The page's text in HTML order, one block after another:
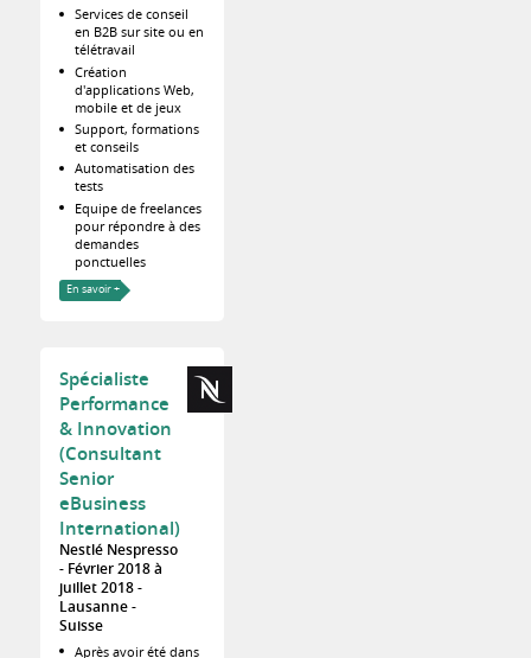
Services de conseil
en B2B sur site ou en
télétravail
Création
d'applications Web,
mobile et de jeux
Support, formations
et conseils
Automatisation des
tests
Equipe de freelances
pour répondre à des
demandes
ponctuelles
En savoir +
Spécialiste
Performance
& Innovation
(Consultant
Senior
eBusiness
International)
Nestlé Nespresso
Février 2018 à
juillet 2018
Lausanne
Suisse
Après avoir été dans